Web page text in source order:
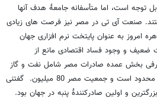
توجه است، اما متأسفانه جامعۀ هدف آنها
صنعت آی تی در مصر نیز فرصت های زیادی
امروز به عنوان پایتخت نرم افزاری جهان
ضعیف و وجود فساد اقتصادی مانع از
بخش عمده صادرات مصر شامل نفت و گاز
است، اما ذخایر طبیعی این کشور محدود است و جمعیت مصر 80 میلیون. گفتنی
و اولین صادرکنندۀ پنبه در جهان بود.